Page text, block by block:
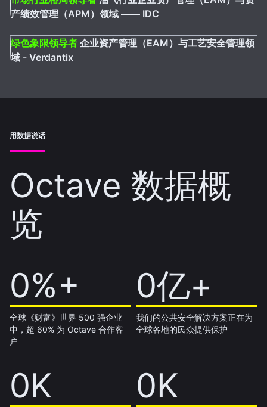
产绩效管理（APM）领域 —— IDC
绿色象限领导者 企业资产管理（EAM）与工艺安全管理领
域 - Verdantix
用数据说话
Octave 数据概
览
0%+
60%+
全球《财富》世界 500 强企业
中，超 60% 为 Octave 合作客
户
0亿+
10亿+
我们的公共安全解决方案正在为
全球各地的民众提供保护
0K
14K 0K
7K